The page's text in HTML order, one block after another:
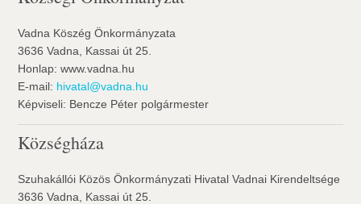
Vadna Köszég Önkormányzata
3636 Vadna, Kassai út 25.
Honlap: www.vadna.hu
E-mail: hivatal@vadna.hu
Képviseli: Bencze Péter polgármester
Községháza
Szuhakállói Közös Önkormányzati Hivatal Vadnai Kirendeltsége
3636 Vadna, Kassai út 25.